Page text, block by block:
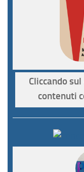
Cliccando sul
contenuti